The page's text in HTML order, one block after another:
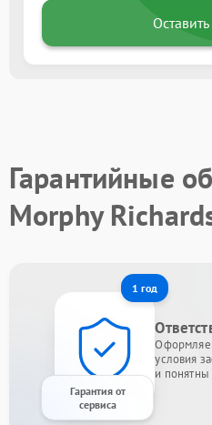
Гарантийные
Morphy
1 год
Гарантия от
сервиса
условия
и понятны